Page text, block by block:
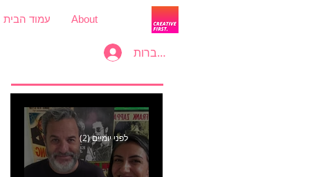
עמוד הבית About
להתחברות
לפני יומיים (2)